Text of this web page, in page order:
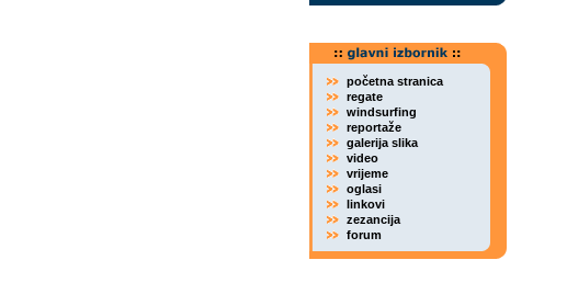
početna stranica
regate
windsurfing
reportaže
galerija slika
video
vrijeme
oglasi
linkovi
zezancija
forum